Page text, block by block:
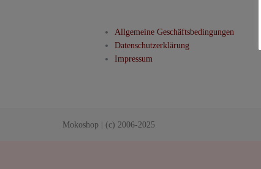
Allgemeine Geschäftsbedingungen
Datenschutzerklärung
Impressum
Mokoshop (c) 2006-2025